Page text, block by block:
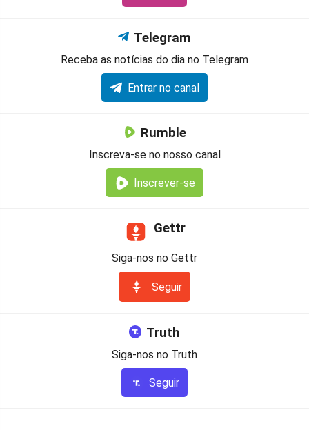
Telegram
Receba as notícias do dia no Telegram
Entrar no canal
Rumble
Inscreva-se no nosso canal
Inscrever-se
Gettr
Siga-nos no Gettr
Seguir
Truth
Siga-nos no Truth
Seguir